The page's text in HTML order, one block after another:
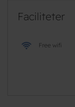
Faciliteter
Free wifi